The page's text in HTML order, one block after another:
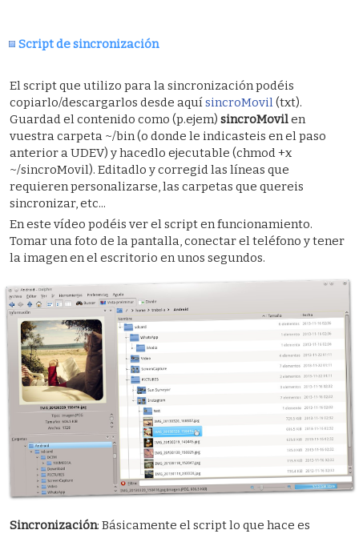
Script de sincronización
El script que utilizo para la sincronización podéis
copiarlo/descargarlos desde aquísincroMovil(txt).
Guardad el contenido como (p.ejem) sincroMovilen
vuestra carpeta ~/bin (o donde le indicasteis en el paso
anterior a UDEV) y hacedlo ejecutable (chmod +x
~/sincroMovil). Editadlo y corregid las líneas que
requieren personalizarse, las carpetas que quereis
sincronizar, etc...
En este vídeo podéis ver el script en funcionamiento.
Tomar una foto de la pantalla, conectar el teléfono y tener
la imagen en el escritorio en unos segundos.
Sincronización: Básicamente el script lo que hace es